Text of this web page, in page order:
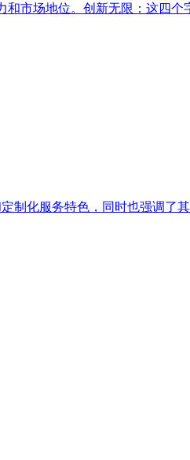
场地位。创新无限：这四个
化服务特色，同时也强调了其